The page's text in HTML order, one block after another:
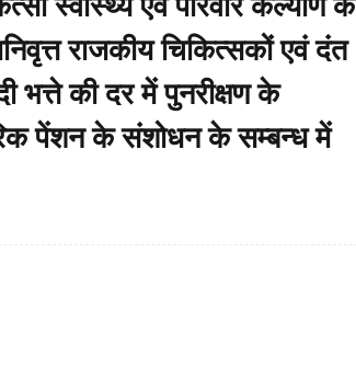
राजकीय चिकित्सकों एवं दंत
भत्ते की दर में पुनरीक्षण के
पेंशन के संशोधन के सम्बन्ध में